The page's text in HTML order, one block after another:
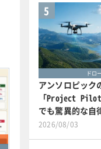
5
ドロ
アンソロピック
「Project
でも驚異的な自
2026/08/03